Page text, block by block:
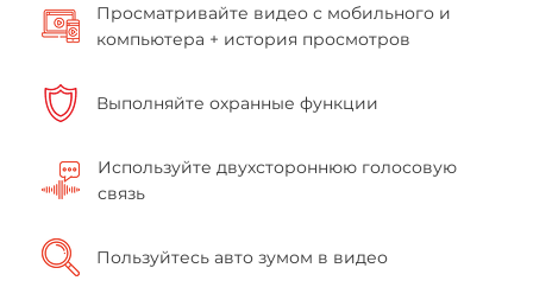
Просматривайте видео с мобильного и
компьютера + история просмотров
Выполняйте охранные функции
Используйте двухстороннюю голосовую
связь
Пользуйтесь авто зумом в видео